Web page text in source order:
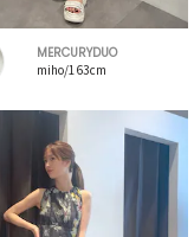
MERCURYDUO
miho/163cm